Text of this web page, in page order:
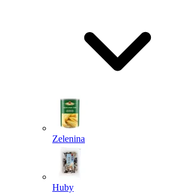
Zelenina
Huby